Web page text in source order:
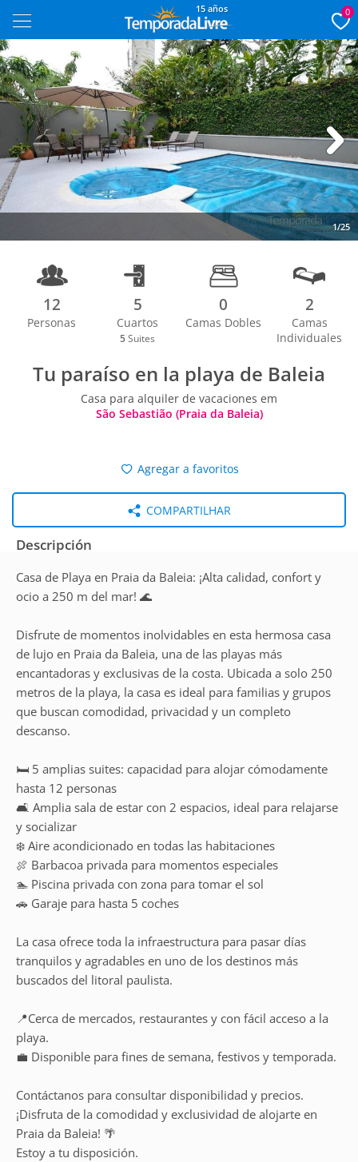
15 años 0
1/25
Next
12
Personas
5
Cuartos
5 Suites
0
Camas Dobles
2
Camas
Individuales
Tu paraíso en la playa de Baleia
Casa para alquiler de vacaciones em
São Sebastião (Praia da Baleia)
Agregar a favoritos
COMPARTILHAR
Descripción
Casa de Playa en Praia da Baleia: ¡Alta calidad, confort y
ocio a 250 m del mar! 🌊
Disfrute de momentos inolvidables en esta hermosa casa
de lujo en Praia da Baleia, una de las playas más
encantadoras y exclusivas de la costa. Ubicada a solo 250
metros de la playa, la casa es ideal para familias y grupos
que buscan comodidad, privacidad y un completo
descanso.
🛏️ 5 amplias suites: capacidad para alojar cómodamente
hasta 12 personas
🛋️ Amplia sala de estar con 2 espacios, ideal para relajarse
y socializar
❄️ Aire acondicionado en todas las habitaciones
🍖 Barbacoa privada para momentos especiales
🏊 Piscina privada con zona para tomar el sol
🚗 Garaje para hasta 5 coches
La casa ofrece toda la infraestructura para pasar días
tranquilos y agradables en uno de los destinos más
buscados del litoral paulista.
📍Cerca de mercados, restaurantes y con fácil acceso a la
playa.
💼 Disponible para fines de semana, festivos y temporada.
Contáctanos para consultar disponibilidad y precios.
¡Disfruta de la comodidad y exclusividad de alojarte en
Praia da Baleia! 🌴
Estoy a tu disposición.